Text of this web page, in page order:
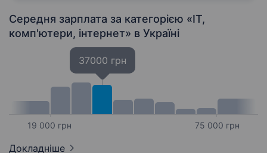
Середня зарплата за категорією «IT,
комп'ютери, інтернет» в Україні
19 000 грн
37000 грн
75 000 грн
Докладніше